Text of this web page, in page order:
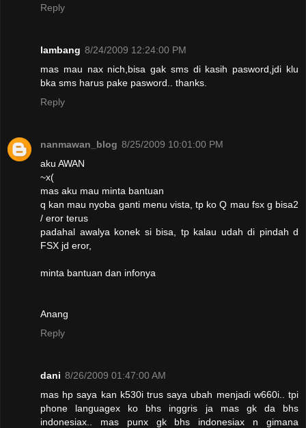
Reply
lambang 8/24/2009 12:24:00 PM
mas mau nax nich,bisa gak sms di kasih pasword,jdi klu
bka sms harus pake pasword.. thanks.
Reply
nanmawan_blog 8/25/2009 10:01:00 PM
aku AWAN
~x(
mas aku mau minta bantuan
q kan mau nyoba ganti menu vista, tp ko Q mau fsx g bisa2
/ eror terus
padahal awalya konek si bisa, tp kalau udah di pindah d
FSX jd eror,
minta bantuan dan infonya
Anang
Reply
dani 8/26/2009 01:47:00 AM
mas hp saya kan k530i trus saya ubah menjadi w660i.. tpi
phone languagex ko bhs inggris ja mas gk da bhs
indonesiax.. mas punx gk bhs indonesiax n gimana